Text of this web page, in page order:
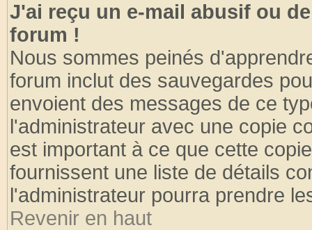
J'ai reçu un e-mail abusif ou
forum !
Nous sommes peinés
forum inclut des sauvegardes
envoient des messages de ce
l'administrateur avec une copie
est important à ce que cette
fournissent une liste de détails
l'administrateur pourra prendre
Revenir en haut